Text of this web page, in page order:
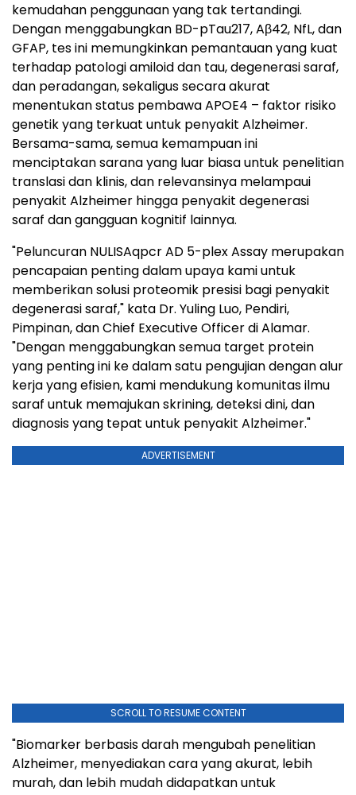
kemudahan penggunaan yang tak tertandingi.
Dengan menggabungkan BD-pTau217, Aβ42, NfL, dan
GFAP, tes ini memungkinkan pemantauan yang kuat
terhadap patologi amiloid dan tau, degenerasi saraf,
dan peradangan, sekaligus secara akurat
menentukan status pembawa APOE4 – faktor risiko
genetik yang terkuat untuk penyakit Alzheimer.
Bersama-sama, semua kemampuan ini
menciptakan sarana yang luar biasa untuk penelitian
translasi dan klinis, dan relevansinya melampaui
penyakit Alzheimer hingga penyakit degenerasi
saraf dan gangguan kognitif lainnya.
"Peluncuran NULISAqpcr AD 5-plex Assay merupakan
pencapaian penting dalam upaya kami untuk
memberikan solusi proteomik presisi bagi penyakit
degenerasi saraf," kata Dr. Yuling Luo, Pendiri,
Pimpinan, dan Chief Executive Officer di Alamar.
"Dengan menggabungkan semua target protein
yang penting ini ke dalam satu pengujian dengan alur
kerja yang efisien, kami mendukung komunitas ilmu
saraf untuk memajukan skrining, deteksi dini, dan
diagnosis yang tepat untuk penyakit Alzheimer."
ADVERTISEMENT
SCROLL TO RESUME CONTENT
"Biomarker berbasis darah mengubah penelitian
Alzheimer, menyediakan cara yang akurat, lebih
murah, dan lebih mudah didapatkan untuk